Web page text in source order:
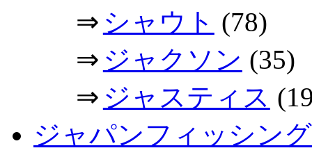
⇒ シャウト (78)
⇒ ジャクソン (35)
⇒ ジャスティス
ジャパンフィッシン